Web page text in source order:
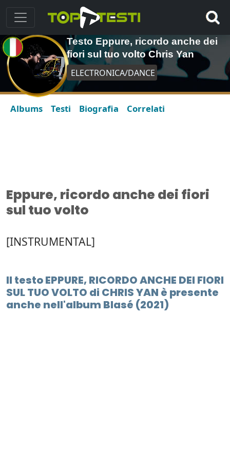
Testo Eppure, ricordo anche dei
fiori sul tuo volto Chris Yan
ELECTRONICA/DANCE
Albums Testi Biografia Correlati
Eppure, ricordo anche dei fiori
sul tuo volto
[INSTRUMENTAL]
Il testo EPPURE, RICORDO ANCHE DEI FIORI
SUL TUO VOLTO di CHRIS YAN è presente
anche nell'album Blasé (2021)